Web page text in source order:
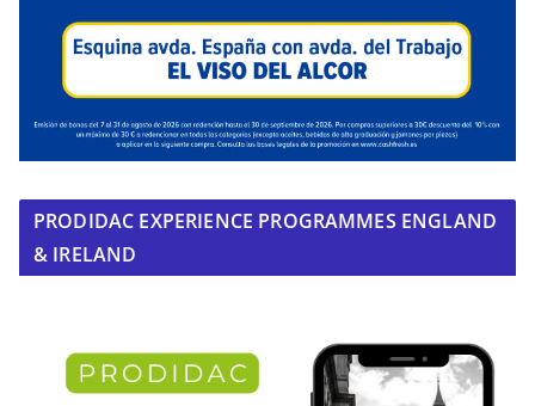
PRODIDAC EXPERIENCE PROGRAMMES ENGLAND
& IRELAND